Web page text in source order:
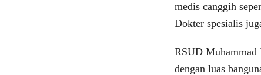
medis canggih
Dokter spesialis
RSUD Muhammad
dengan luas